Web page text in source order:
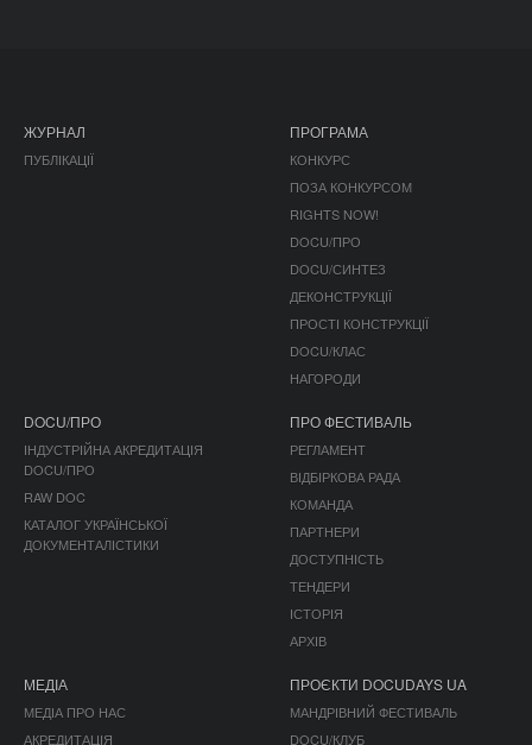
ЖУРНАЛ
ПУБЛІКАЦІЇ
ПРОГРАМА
КОНКУРС
ПОЗА КОНКУРСОМ
RIGHTS NOW!
DOCU/ПРО
DOCU/СИНТЕЗ
ДЕКОНСТРУКЦІЇ
ПРОСТІ КОНСТРУКЦІЇ
DOCU/КЛАС
НАГОРОДИ
DOCU/ПРО
ІНДУСТРІЙНА АКРЕДИТАЦІЯ
DOCU/ПРО
RAW DOC
КАТАЛОГ УКРАЇНСЬКОЇ
ДОКУМЕНТАЛІСТИКИ
ПРО ФЕСТИВАЛЬ
РЕГЛАМЕНТ
ВІДБІРКОВА РАДА
КОМАНДА
ПАРТНЕРИ
ДОСТУПНІСТЬ
ТЕНДЕРИ
ІСТОРІЯ
АРХІВ
МЕДІА
МЕДІА ПРО НАС
АКРЕДИТАЦІЯ
ПРОЄКТИ DOCUDAYS UA
МАНДРІВНИЙ ФЕСТИВАЛЬ
DOCU/КЛУБ